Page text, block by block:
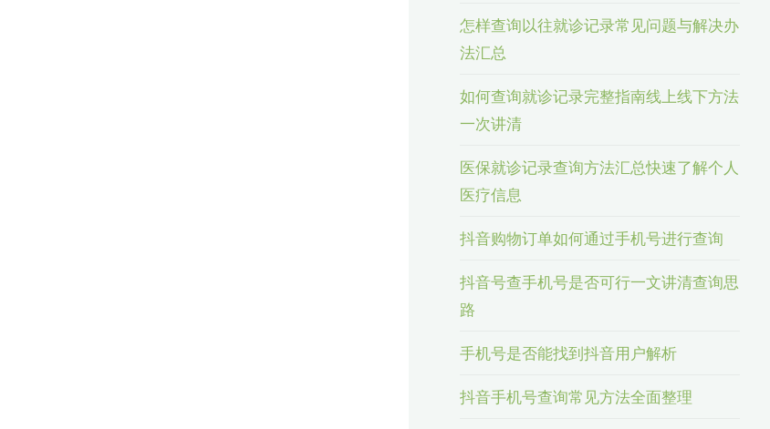
怎样查询以往就诊记录常见问题与解决办
法汇总
如何查询就诊记录完整指南线上线下方法
一次讲清
医保就诊记录查询方法汇总快速了解个人
医疗信息
抖音购物订单如何通过手机号进行查询
抖音号查手机号是否可行一文讲清查询思
路
手机号是否能找到抖音用户解析
抖音手机号查询常见方法全面整理